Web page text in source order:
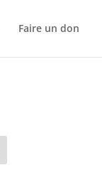
Faire un don